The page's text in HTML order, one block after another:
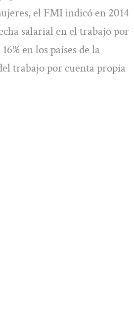
el FMI indicó en 2014
salarial en el trabajo por
en los países de la
trabajo por cuenta propia